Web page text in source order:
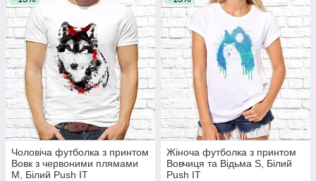
Чоловіча футболка з принтом
Вовк з червоними плямами
M, Білий Push IT
Жіноча футболка з принтом
Вовчиця та Відьма S, Білий
Push IT